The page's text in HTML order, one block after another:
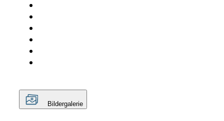
Bildergalerie